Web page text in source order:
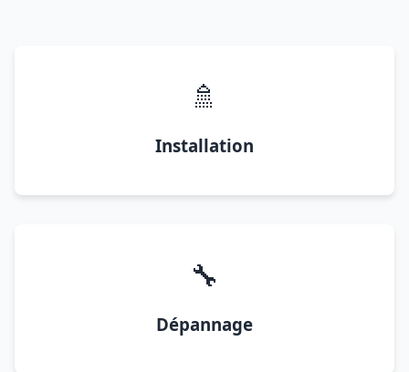
🚿
Installation
🔧
Dépannage